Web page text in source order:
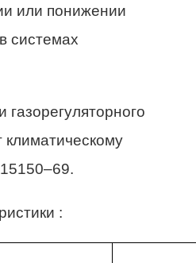
или понижении
системах
газорегуляторного
климатическому
: